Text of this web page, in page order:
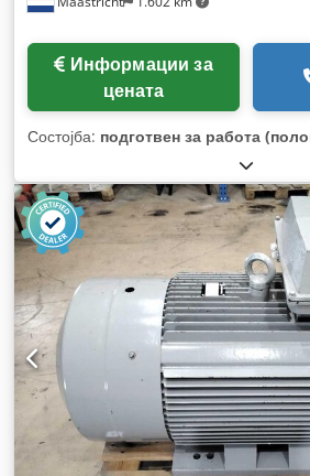
цената
Состојба: подготвен за работа